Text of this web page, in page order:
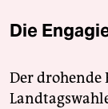
Die
Der drohende